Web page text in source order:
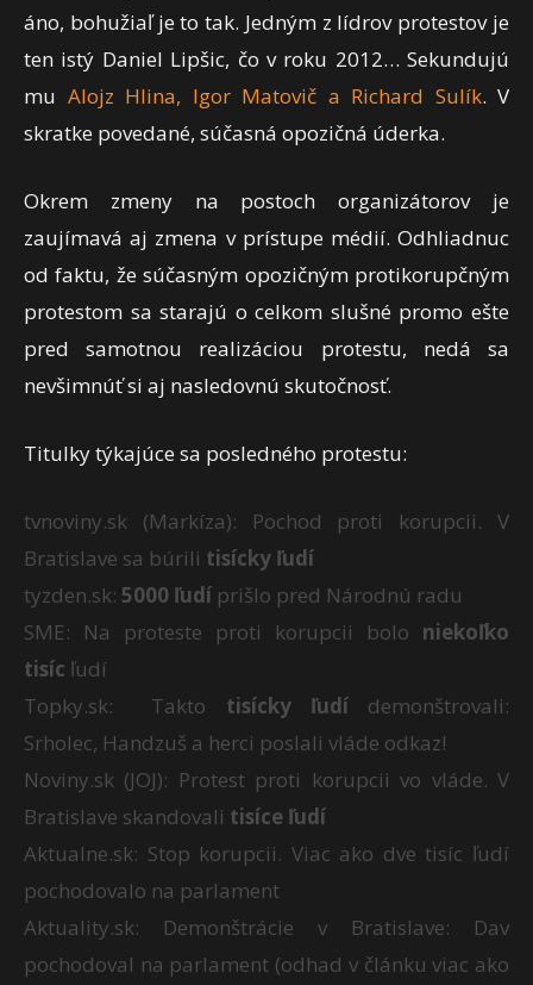
áno, bohužiaľ je to tak. Jedným z lídrov protestov je
ten istý Daniel Lipšic, čo v roku 2012… Sekundujú
mu Alojz Hlina, Igor Matovič a Richard Sulík. V
skratke povedané, súčasná opozičná úderka.
Okrem zmeny na postoch organizátorov je
zaujímavá aj zmena v prístupe médií. Odhliadnuc
od faktu, že súčasným opozičným protikorupčným
protestom sa starajú o celkom slušné promo ešte
pred samotnou realizáciou protestu, nedá sa
nevšimnúť si aj nasledovnú skutočnosť.
Titulky týkajúce sa posledného protestu:
tvnoviny.sk (Markíza): Pochod proti korupcii. V
Bratislave sa búrili tisícky ľudí
tyzden.sk: 5000 ľudí prišlo pred Národnú radu
SME: Na proteste proti korupcii bolo niekoľko
tisíc ľudí
Topky.sk: Takto tisícky ľudídemonštrovali:
Srholec, Handzuš a herci poslali vláde odkaz!
Noviny.sk (JOJ): Protest proti korupcii vo vláde. V
Bratislave skandovali tisíce ľudí
Aktualne.sk: Stop korupcii. Viac ako dve tisíc ľudí
pochodovalo na parlament
Aktuality.sk: Demonštrácie v Bratislave: Dav
pochodoval na parlament (odhad v článku viac ako